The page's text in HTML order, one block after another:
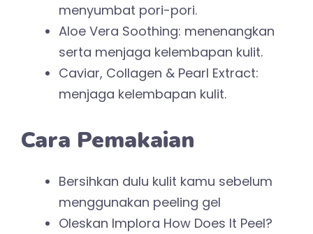
menyumbat pori-pori.
Aloe Vera Soothing: menenangkan
serta menjaga kelembapan kulit.
Caviar, Collagen & Pearl Extract:
menjaga kelembapan kulit.
Cara Pemakaian
Bersihkan dulu kulit kamu sebelum
menggunakan peeling gel
Oleskan Implora How Does It Peel?